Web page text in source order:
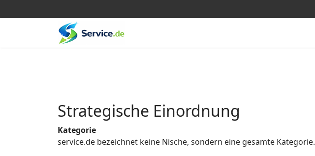
Strategische Einordnung
Kategorie
service.de bezeichnet keine Nische, sondern eine gesamte Kategorie.